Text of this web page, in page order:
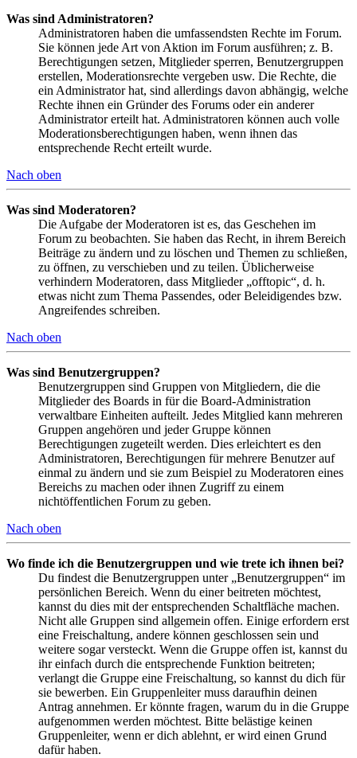
Was sind Administratoren?
Administratoren haben die umfassendsten Rechte im Forum.
Sie können jede Art von Aktion im Forum ausführen; z. B.
Berechtigungen setzen, Mitglieder sperren, Benutzergruppen
erstellen, Moderationsrechte vergeben usw. Die Rechte, die
ein Administrator hat, sind allerdings davon abhängig, welche
Rechte ihnen ein Gründer des Forums oder ein anderer
Administrator erteilt hat. Administratoren können auch volle
Moderationsberechtigungen haben, wenn ihnen das
entsprechende Recht erteilt wurde.
Nach oben
Was sind Moderatoren?
Die Aufgabe der Moderatoren ist es, das Geschehen im
Forum zu beobachten. Sie haben das Recht, in ihrem Bereich
Beiträge zu ändern und zu löschen und Themen zu schließen,
zu öffnen, zu verschieben und zu teilen. Üblicherweise
verhindern Moderatoren, dass Mitglieder „offtopic“, d. h.
etwas nicht zum Thema Passendes, oder Beleidigendes bzw.
Angreifendes schreiben.
Nach oben
Was sind Benutzergruppen?
Benutzergruppen sind Gruppen von Mitgliedern, die die
Mitglieder des Boards in für die Board-Administration
verwaltbare Einheiten aufteilt. Jedes Mitglied kann mehreren
Gruppen angehören und jeder Gruppe können
Berechtigungen zugeteilt werden. Dies erleichtert es den
Administratoren, Berechtigungen für mehrere Benutzer auf
einmal zu ändern und sie zum Beispiel zu Moderatoren eines
Bereichs zu machen oder ihnen Zugriff zu einem
nichtöffentlichen Forum zu geben.
Nach oben
Wo finde ich die Benutzergruppen und wie trete ich ihnen bei?
Du findest die Benutzergruppen unter „Benutzergruppen“ im
persönlichen Bereich. Wenn du einer beitreten möchtest,
kannst du dies mit der entsprechenden Schaltfläche machen.
Nicht alle Gruppen sind allgemein offen. Einige erfordern erst
eine Freischaltung, andere können geschlossen sein und
weitere sogar versteckt. Wenn die Gruppe offen ist, kannst du
ihr einfach durch die entsprechende Funktion beitreten;
verlangt die Gruppe eine Freischaltung, so kannst du dich für
sie bewerben. Ein Gruppenleiter muss daraufhin deinen
Antrag annehmen. Er könnte fragen, warum du in die Gruppe
aufgenommen werden möchtest. Bitte belästige keinen
Gruppenleiter, wenn er dich ablehnt, er wird einen Grund
dafür haben.